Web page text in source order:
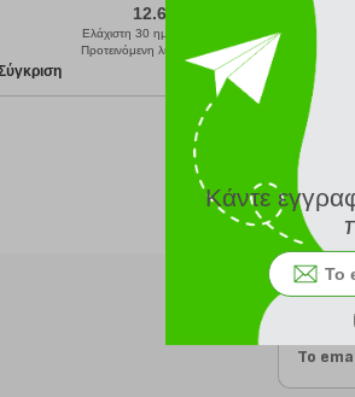
12.61 €
Ελάχιστη 30 ημερών 14.01 €
Προτεινόμενη λιανική 14.01 €
Παράδοση σε 2-3 μέρες
Κάντε